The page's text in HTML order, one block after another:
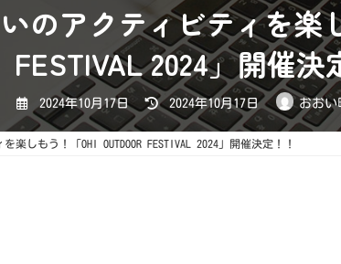
のアクティビティを楽
FESTIVAL 2024」開催決
2024年10月17日
最
終
更
新
日
2024年10月17日 おおい
楽しもう！「OHI OUTDOOR FESTIVAL 2024」開催決定！！